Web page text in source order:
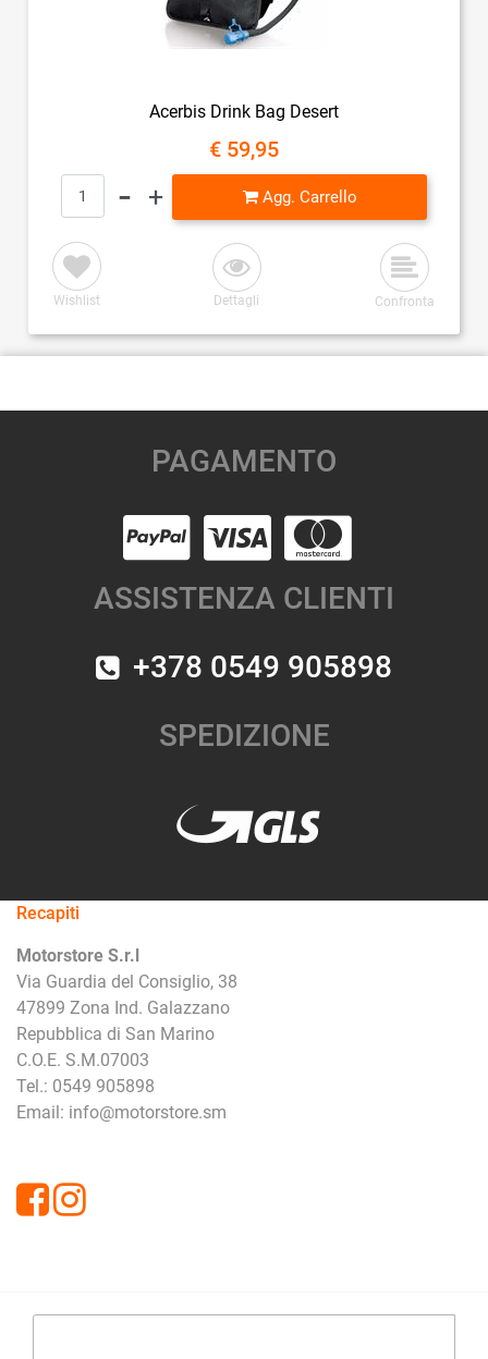
Acerbis Drink Bag Desert
€ 59,95
Quantità
Agg. Carrello
Wishlist Dettagli Confronta
PAGAMENTO
ASSISTENZA CLIENTI
+378 0549 905898
SPEDIZIONE
Recapiti
Motorstore S.r.l
Via Guardia del Consiglio, 38
47899 Zona Ind. Galazzano
Repubblica di San Marino
C.O.E. S.M.07003
Tel.: 0549 905898
Email: info@motorstore.sm
FacebookInstagram